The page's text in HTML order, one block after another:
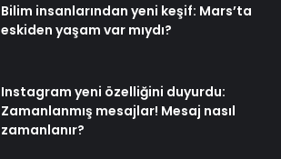
Bilim insanlarından yeni keşif: Mars’ta
eskiden yaşam var mıydı?
Instagram yeni özelliğini duyurdu:
Zamanlanmış mesajlar! Mesaj nasıl
zamanlanır?